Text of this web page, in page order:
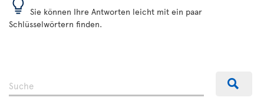
Sie können Ihre Antworten leicht mit ein paar
Schlüsselwörtern finden.